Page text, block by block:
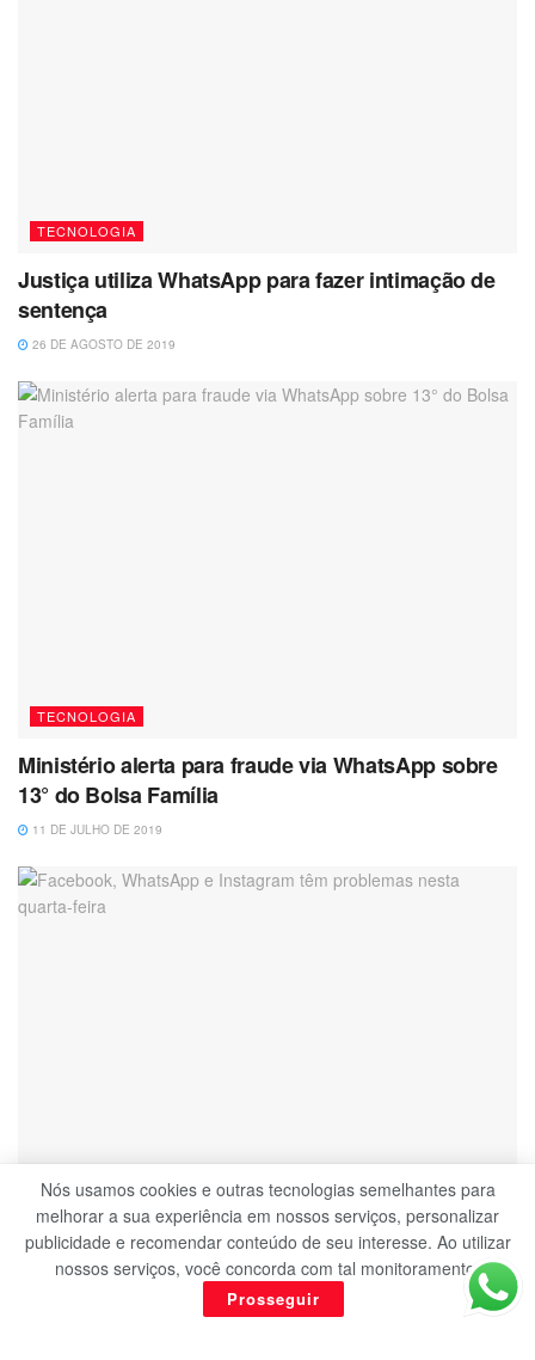
TECNOLOGIA
Justiça utiliza WhatsApp para fazer intimação de
sentença
26 DE AGOSTO DE 2019
TECNOLOGIA
Ministério alerta para fraude via WhatsApp sobre
13° do Bolsa Família
11 DE JULHO DE 2019
TECNOLOGIA
Facebook, WhatsApp e Instagram têm problemas
nesta quarta-feira
Nós usamos cookies e outras tecnologias semelhantes para
melhorar a sua experiência em nossos serviços, personalizar
publicidade e recomendar conteúdo de seu interesse. Ao utilizar
nossos serviços, você concorda com tal monitoramento.
Prosseguir